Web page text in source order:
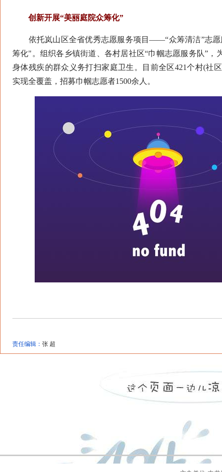
创新开展“美丽庭院众筹化”
依托岚山区全省优秀志愿服务项目——“众筹清洁”志愿
筹化"。组织各乡镇街道、各村居社区“巾帼志愿服务队”，
身体残疾的群众义务打扫家庭卫生。目前全区421个村(社
实现全覆盖，招募巾帼志愿者1500余人。
责任编辑： 张 超